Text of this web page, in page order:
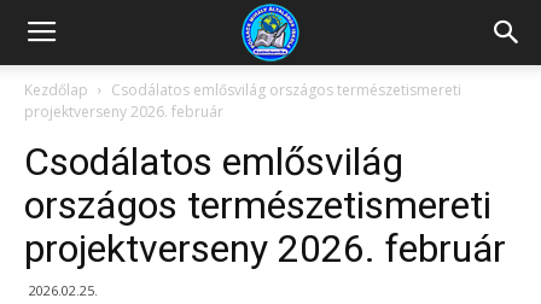
Kazincbarcikai
Pollack
Mihály
Kezdőlap
Csodálatos emlősvilág országos természetismereti
projektverseny 2026. február
Csodálatos emlősvilág
országos természetismereti
projektverseny 2026. február
2026.02.25.